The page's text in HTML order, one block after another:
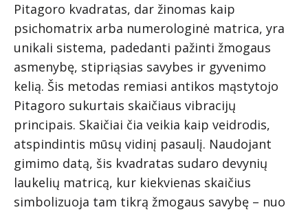
Pitagoro kvadratas, dar žinomas kaip
psichomatrix arba numerologinė matrica, yra
unikali sistema, padedanti pažinti žmogaus
asmenybę, stipriąsias savybes ir gyvenimo
kelią. Šis metodas remiasi antikos mąstytojo
Pitagoro sukurtais skaičiaus vibracijų
principais. Skaičiai čia veikia kaip veidrodis,
atspindintis mūsų vidinį pasaulį. Naudojant
gimimo datą, šis kvadratas sudaro devynių
laukelių matricą, kur kiekvienas skaičius
simbolizuoja tam tikrą žmogaus savybę – nuo